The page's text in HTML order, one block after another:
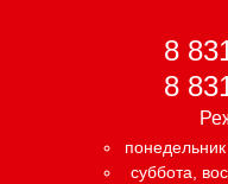
8
8
суббота,